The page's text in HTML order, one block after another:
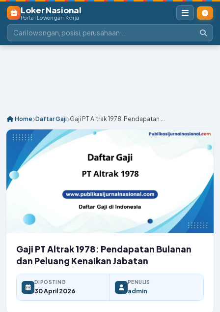
Loker Nasional
Portal Lowongan Kerja
Home Daftar Gaji Gaji PT Altrak 1978: Pendapatan ...
Gaji PT Altrak 1978: Pendapatan Bulanan
dan Peluang Kenaikan Jabatan
DIPOSTING
30 April 2026
PENULIS
admin